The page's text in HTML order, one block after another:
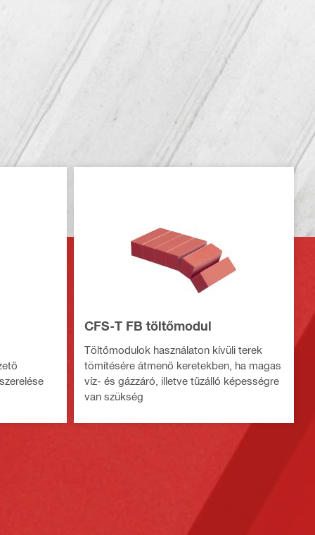
CFS-T FB töltőmodul
Töltőmodulok használaton kívüli terek
tömítésére átmenő keretekben, ha magas
víz- és gázzáró, illetve tűzálló képességre
van szükség